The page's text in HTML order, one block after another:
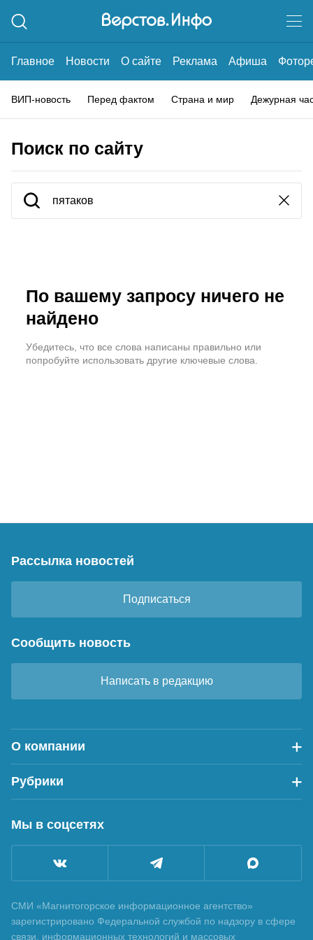
Главное Новости О сайте Реклама Афиша
ВИП-новость Перед фактом Страна и мир Дежурная
Поиск по сайту
По вашему запросу ничего не
найдено
Убедитесь, что все слова написаны правильно или
попробуйте использовать другие ключевые слова.
Рассылка новостей
Подписаться
Сообщить новость
Написать в редакцию
О компании
Рубрики
Мы в соцсетях
СМИ «Магнитогорское информационное агентство»
зарегистрировано Федеральной службой по надзору в сфере
связи, информационных технологий и массовых